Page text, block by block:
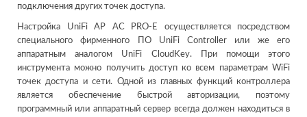
подключения других точек доступа.
Настройка UniFi AP AC PRO-E осуществляется посредством
специального фирменного ПО UniFi Controller или же его
аппаратным аналогом UniFi CloudKey. При помощи этого
инструмента можно получить доступ ко всем параметрам WiFi
точек доступа и сети. Одной из главных функций контроллера
является обеспечение быстрой авторизации, поэтому
программный или аппаратный сервер всегда должен находиться в